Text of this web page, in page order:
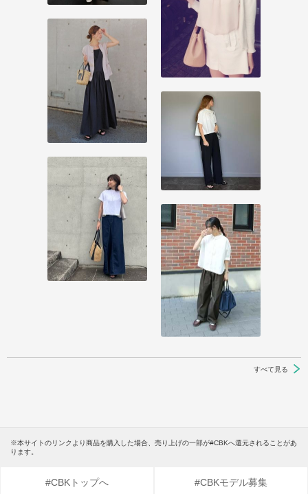
すべて見る
※本サイトのリンクより商品を購入した場合、売り上げの一部が#CBKへ還元されることがあ
ります。
#CBKトップへ #CBKモデル募集